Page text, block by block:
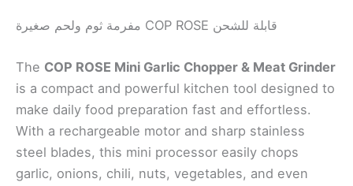
مفرمة ثوم ولحم صغيرة COP ROSE قابلة للشحن
The COP ROSE Mini Garlic Chopper & Meat Grinder
is a compact and powerful kitchen tool designed to
make daily food preparation fast and effortless.
With a rechargeable motor and sharp stainless
steel blades, this mini processor easily chops
garlic, onions, chili, nuts, vegetables, and even